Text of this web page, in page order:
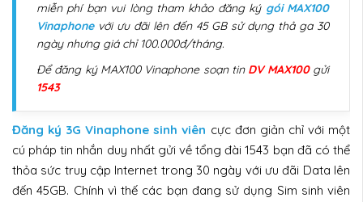
miễn phí bạn vui lòng tham khảo đăng ký gói MAX100
Vinaphonevới ưu đãi lên đến 45 GB sử dụng thả ga 30
ngày nhưng giá chỉ 100.000đ/tháng.
Để đăng ký MAX100 Vinaphone soạn tin DV MAX100gửi
1543
Đăng ký 3G Vinaphone sinh viên cực đơn giản chỉ với một
cú pháp tin nhắn duy nhất gửi về tổng đài 1543 bạn đã có thể
thỏa sức truy cập Internet trong 30 ngày với ưu đãi Data lên
đến 45GB. Chính vì thế các bạn đang sử dụng Sim sinh viên